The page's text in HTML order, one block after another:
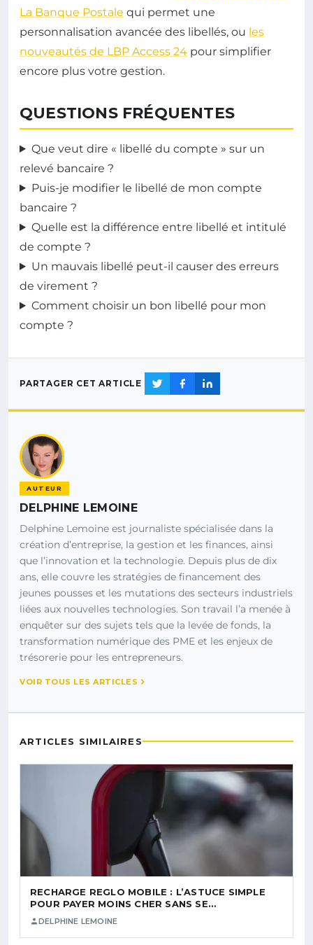
La Banque Postale qui permet une
personnalisation avancée des libellés, ou les
nouveautés de LBP Access 24 pour simplifier
encore plus votre gestion.
QUESTIONS FRÉQUENTES
Que veut dire « libellé du compte » sur un
relevé bancaire ?
Puis-je modifier le libellé de mon compte
bancaire ?
Quelle est la différence entre libellé et intitulé
de compte ?
Un mauvais libellé peut-il causer des erreurs
de virement ?
Comment choisir un bon libellé pour mon
compte ?
PARTAGER CET ARTICLE
AUTEUR
DELPHINE LEMOINE
Delphine Lemoine est journaliste spécialisée dans la
création d’entreprise, la gestion et les finances, ainsi
que l’innovation et la technologie. Depuis plus de dix
ans, elle couvre les stratégies de financement des
jeunes pousses et les mutations des secteurs industriels
liées aux nouvelles technologies. Son travail l’a menée à
enquêter sur des sujets tels que la levée de fonds, la
transformation numérique des PME et les enjeux de
trésorerie pour les entrepreneurs.
VOIR TOUS LES ARTICLES
ARTICLES SIMILAIRES
RECHARGE REGLO MOBILE : L’ASTUCE SIMPLE
POUR PAYER MOINS CHER SANS SE…
DELPHINE LEMOINE